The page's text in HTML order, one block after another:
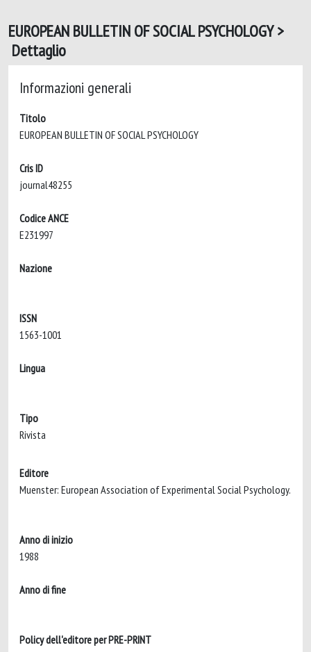
EUROPEAN BULLETIN OF SOCIAL PSYCHOLOGY >
Dettaglio
Informazioni generali
Titolo
Cris ID
Codice ANCE
Nazione
ISSN
Lingua
Tipo
Rivista
Editore
Muenster: European Association of Experimental Social Psychology.
Anno di inizio
Anno di fine
Policy dell'editore per PRE-PRINT